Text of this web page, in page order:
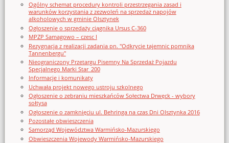
Ogólny schemat procedury kontroli przestrzegania zasad i
warunków korzystania z zezwoleń na sprzedaż napojów
alkoholowych w gminie Olsztynek
Ogłoszenie o sprzedaży ciągnika Ursus C-360
MPZP Samagowo – czesc I
Rezygnacja z realizacji zadania pn. "Odkrycie tajemnic pomnika
Tannenbergu"
Nieograniczony Przetargu Pisemny Na Sprzedaż Pojazdu
Specjalnego Marki Star_200
Informacje i komunikaty
Uchwała projekt nowego ustroju szkolnego
Ogłoszenie o zebraniu mieszkańców Sołectwa Drwęck - wybory
sołtysa
Ogłoszenie o zamknięciu ul. Behringa na czas Dni Olsztynka 2016
Pozostałe obwieszczenia
Samorząd Województwa Warmińsko-Mazurskiego
Obwieszczenia Wojewody Warmińsko-Mazurskiego